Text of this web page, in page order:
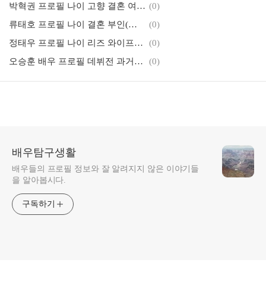
박혁권 프로필 나이 고향 결혼 여자친구 인스타 작품활동 필모그래피 (0)
류태호 프로필 나이 결혼 부인(아내) 자녀 작품활동 필모그래피
(0)
정태우 프로필 나이 리즈 와이프(부인) 장인희 아들 키 작품활동
(0)
오승훈 배우 프로필 데뷔전 과거얼굴 집안 작품활동 필모그래피 키
(0)
배우탐구생활
배우들의 프로필 정보와 잘 알려지지 않은 이야기들
을 알아봅시다.
구독하기